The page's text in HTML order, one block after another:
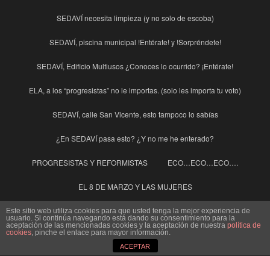
SEDAVÍ necesita limpieza (y no solo de escoba)
SEDAVÍ, piscina municipal !Entérate! y !Sorpréndete!
SEDAVÍ, Edificio Multiusos ¿Conoces lo ocurrido? ¡Entérate!
ELA, a los “progresistas” no le importas. (solo les importa tu voto)
SEDAVÍ, calle San Vicente, esto tampoco lo sabías
¿En SEDAVÍ pasa esto? ¿Y no me he enterado?
PROGRESISTAS Y REFORMISTAS ECO…ECO…ECO….
EL 8 DE MARZO Y LAS MUJERES
Ley de Paridad Otro Despropósito para cubrir a los “Diputeros del
Psoe”
SEDAVÍ, Edificio Onduline Multiusos Jornada de puertas abiertas
Este sitio web utiliza cookies para que usted tenga la mejor experiencia de
usuario. Si continúa navegando está dando su consentimiento para la
aceptación de las mencionadas cookies y la aceptación de nuestra política de
cookies, pinche el enlace para mayor información.
ACEPTAR